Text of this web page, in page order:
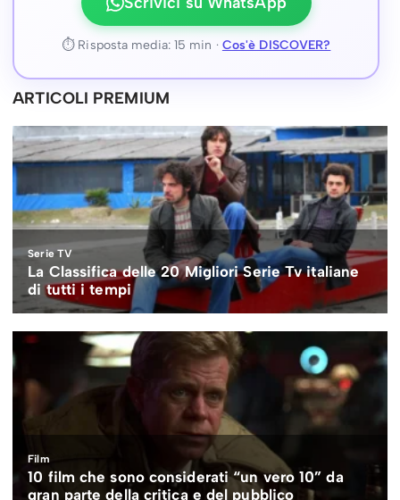
⏱ Risposta media: 15 min · Cos'è DISCOVER?
ARTICOLI PREMIUM